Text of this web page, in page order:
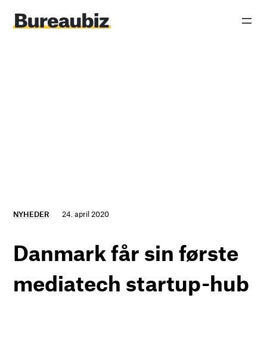
indhold
NYHEDER 24. april 2020
Danmark får sin første
mediatech startup-hub